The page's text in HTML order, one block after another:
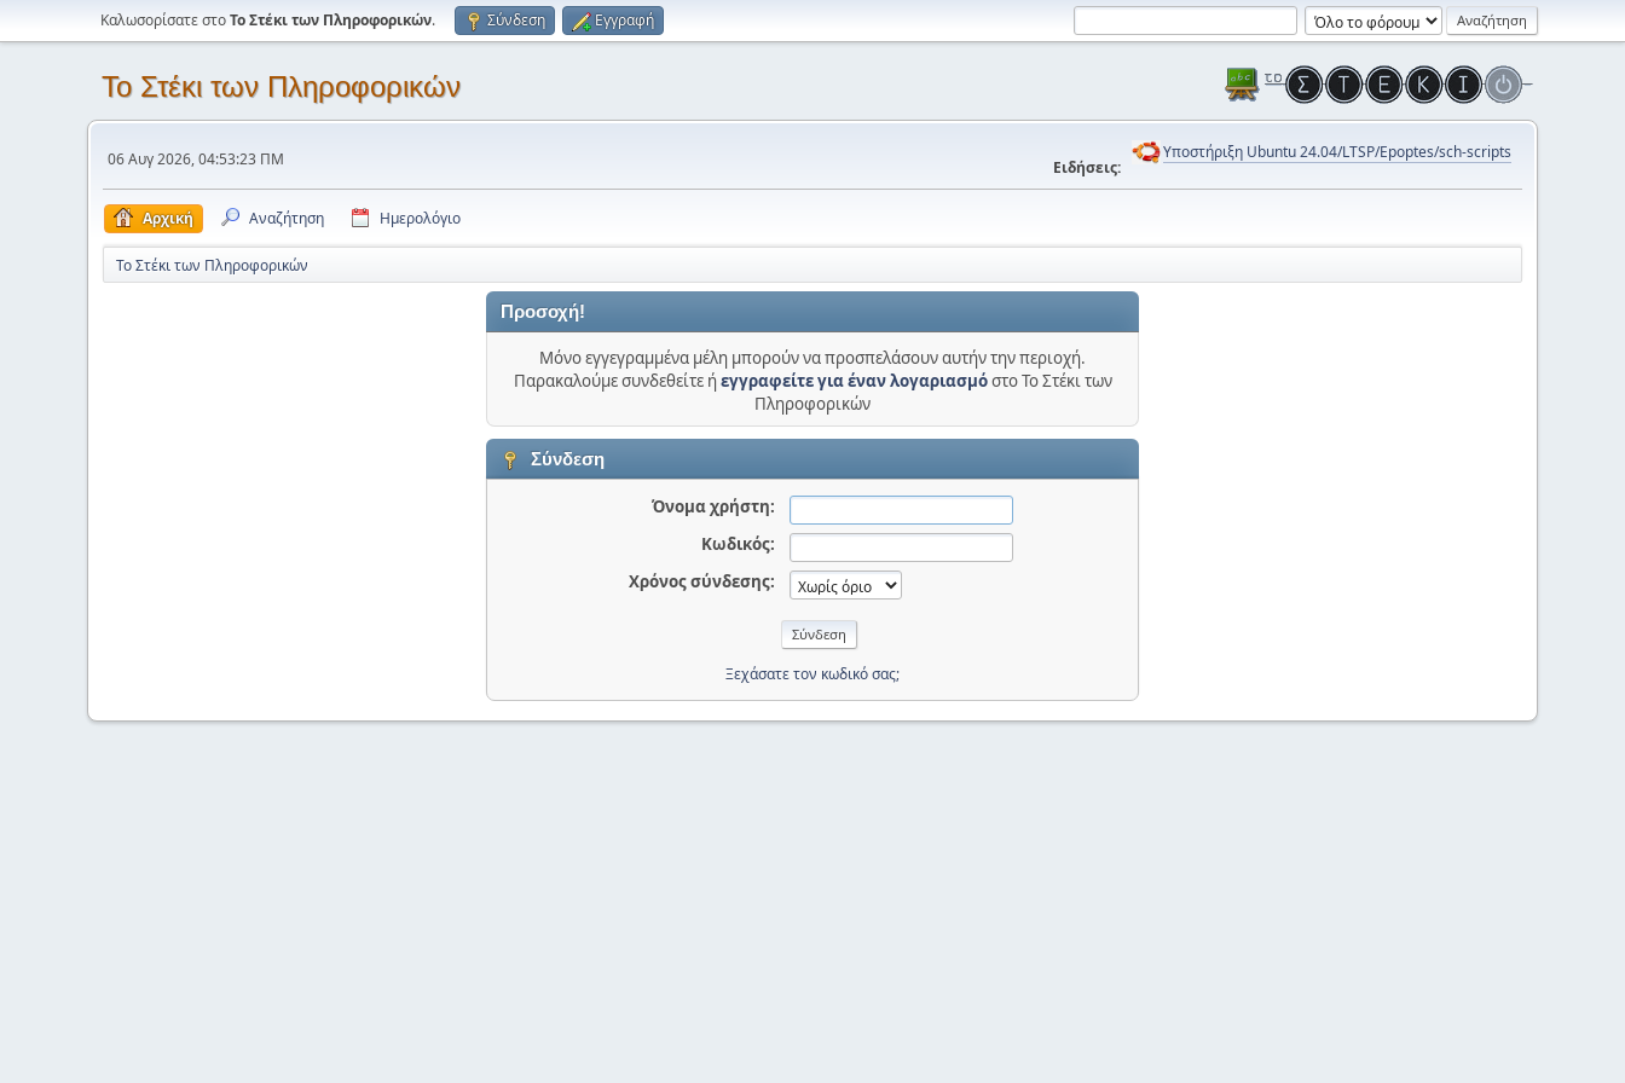
Καλωσορίσατε στοΤο Στέκι των Πληροφορικών. Σύνδεση Εγγραφή
Το Στέκι των Πληροφορικών
06 Αυγ 2026, 04:53:23 ΠΜ Ειδήσεις:
Υποστήριξη Ubuntu 24.04/LTSP/Epoptes/sch-scripts
Αρχική Αναζήτηση Ημερολόγιο
Το Στέκι των Πληροφορικών
Προσοχή!
Μόνο εγγεγραμμένα μέλη μπορούν να προσπελάσουν αυτήν την περιοχή.
Παρακαλούμε συνδεθείτε ήεγγραφείτε για έναν λογαριασμόστο Το Στέκι των
Πληροφορικών
Σύνδεση
Όνομα χρήστη:
Κωδικός:
Χρόνος σύνδεσης:
Ξεχάσατε τον κωδικό σας;